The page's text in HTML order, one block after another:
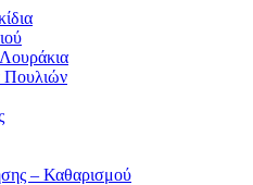
Πουλιών
– Καθαρισμού